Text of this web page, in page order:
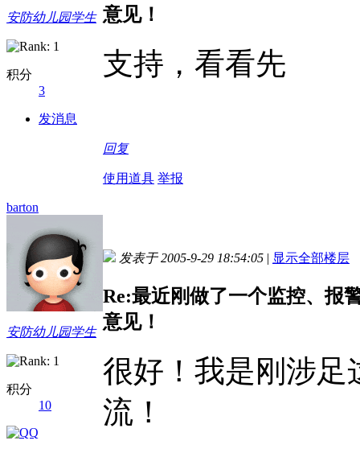
安防幼儿园学生
积分
3
发消息
意见！
支持，看看先
回复
使用道具 举报
barton
安防幼儿园学生
积分
10
发表于 2005-9-29 18:54:05 | 显示全部楼层
Re:最近刚做了一个监控、报
意见！
很好！我是刚涉足
流！